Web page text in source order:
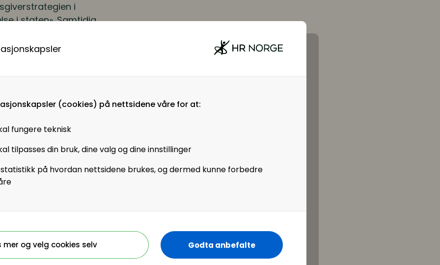
(cookies) på nettsidene våre for at:
fungere teknisk
tilpasses din bruk, dine valg og dine innstillinger
på hvordan nettsidene brukes, og dermed kunne forbedre
mer og velg cookies selv Godta anbefalte
i
i staten». Samtidig
rettslige og
og kommune. Du får
stilles til ledelse i
påvirker
og på hvilke
fallgruvene.
HR?